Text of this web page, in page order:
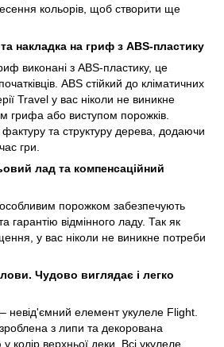
кольорів, щоб створити ще
накладка на гриф з ABS-пластику
виконані з ABS-пластику, це
ABS стійкий до кліматичних
Travel у вас ніколи не виникне
грифа або виступом порожків.
та структуру дерева, додаючи
гри.
лад та компенсаційний
порожком забезпечують
гарантію відмінного ладу. Так як
у вас ніколи не виникне потреби
Чудово виглядає і легко
невід'ємний елемент укулеле Flight.
з липи та декорована
колір верхньої деки. Всі укулеле